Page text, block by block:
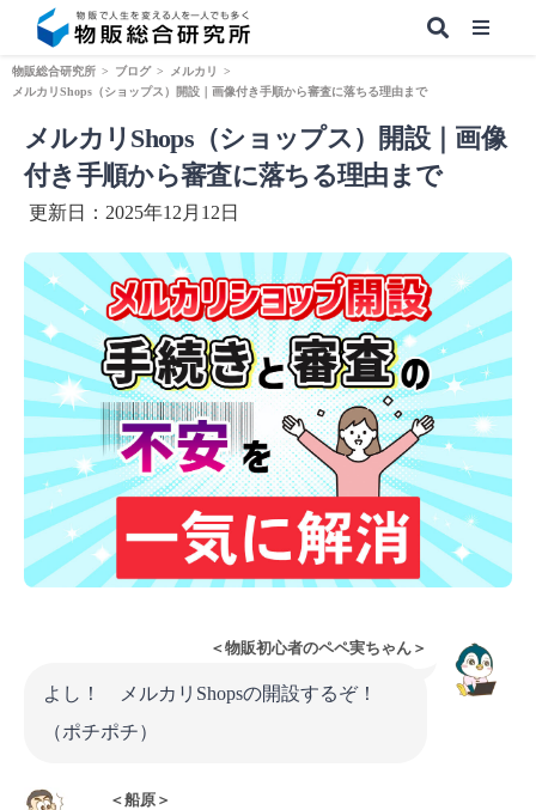
【無料】副業&本業 物販ノウハウ
物販総合研究所 > ブログ > メルカリ
>
メルカリShops（ショップス）開設｜画像付き手順から審査に落ちる理由まで
メルカリShops（ショップス）開設｜画像
付き手順から審査に落ちる理由まで
更新日：2025年12月12日
＜物販初心者のペペ実ちゃん＞
よし！ メルカリShopsの開設するぞ！
（ポチポチ）
＜船原＞